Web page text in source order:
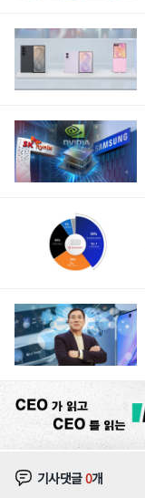
기사댓글0개